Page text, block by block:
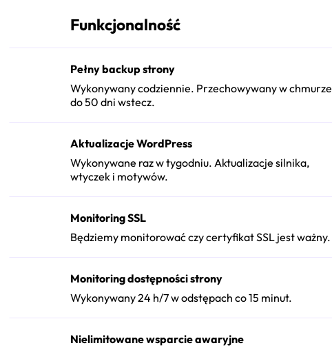
Funkcjonalność
Pełny backup strony
Wykonywany codziennie. Przechowywany w chmurze
do 50 dni wstecz.
Aktualizacje WordPress
Wykonywane raz w tygodniu. Aktualizacje silnika,
wtyczek i motywów.
Monitoring SSL
Będziemy monitorować czy certyfikat SSL jest ważny.
Monitoring dostępności strony
Wykonywany 24 h/7 w odstępach co 15 minut.
Nielimitowane wsparcie awaryjne